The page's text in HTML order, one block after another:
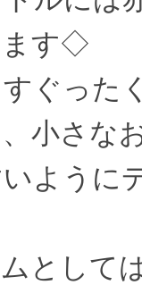
ます◇
ぐった
小さな
よう
として